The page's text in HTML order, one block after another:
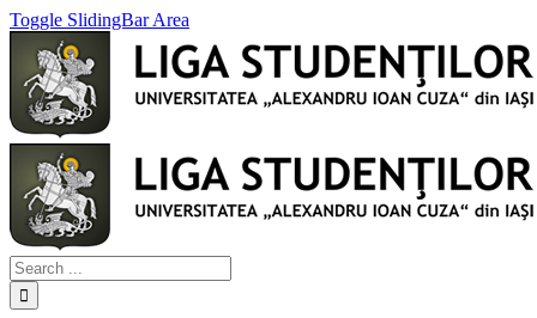
Toggle SlidingBar Area